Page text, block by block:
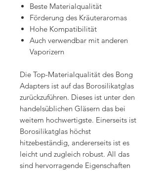
Beste Materialqualität
Förderung des Kräuteraromas
Hohe Kompatibilität
Auch verwendbar mit anderen
Vaporizern
Die Top-Materialqualität des Bong
Adapters ist auf das Borosilikatglas
zurückzuführen. Dieses ist unter den
handelsüblichen Gläsern das bei
weitem hochwertigste. Einerseits ist
Borosilikatglas höchst
hitzebeständig, andererseits ist es
leicht und zugleich robust. All das
sind hervorragende Eigenschaften